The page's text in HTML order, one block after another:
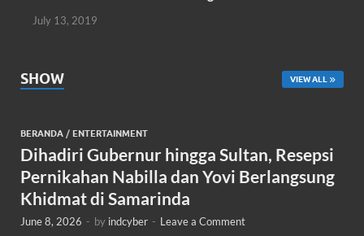
July 13, 2019
SHOW VIEW ALL
BERANDA / ENTERTAINMENT
Dihadiri Gubernur hingga Sultan, Resepsi
Pernikahan Nabilla dan Yovi Berlangsung
Khidmat di Samarinda
June 8, 2026 - by indcyber - Leave a Comment